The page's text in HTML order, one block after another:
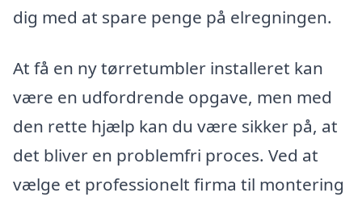
dig med at spare penge på elregningen.
At få en ny tørretumbler installeret kan
være en udfordrende opgave, men med
den rette hjælp kan du være sikker på, at
det bliver en problemfri proces. Ved at
vælge et professionelt firma til montering